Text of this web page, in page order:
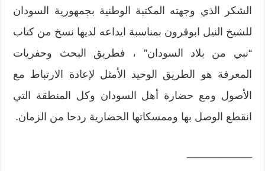
الشكر الذي وجهته المكتبة الوطنية بجمهورية السودان
للشيخ النيل ابوقرون بمناسبة ايداعه لديها نسخ من كتاب
“نبي من بلاد السودان” ، فطريق البحث وحفريات
المعرفة هو الطريق الوحيد الأمثل لإعادة الارتباط مع
الأصول ومع حضارة أهل السودان وكل المنطقة التي
انقطع الوصل بها وممسكاتها الحضارية ردحا من الزمان.